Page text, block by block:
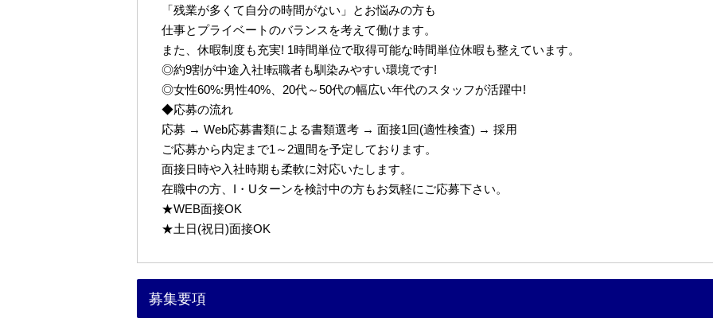
「残業が多くて自分の時間がない」とお悩みの方も
仕事とプライベートのバランスを考えて働けます。
また、休暇制度も充実! 1時間単位で取得可能な時間単位休暇も整えています。
◎約9割が中途入社!転職者も馴染みやすい環境です!
◎女性60%:男性40%、20代～50代の幅広い年代のスタッフが活躍中!
◆応募の流れ
応募 → Web応募書類による書類選考 → 面接1回(適性検査) → 採用
ご応募から内定まで1～2週間を予定しております。
面接日時や入社時期も柔軟に対応いたします。
在職中の方、I・Uターンを検討中の方もお気軽にご応募下さい。
★WEB面接OK
★土日(祝日)面接OK
募集要項